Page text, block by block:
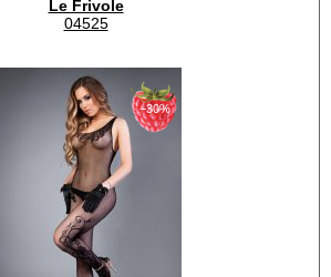
Le Frivole
04525
−30%